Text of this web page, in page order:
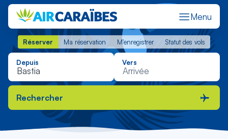
Menu
Réserver Ma réservation M'enregistrer Statut des vols
Réserver Ma réservation M'enregistrer Statut des vols
Depuis Vers
Rechercher